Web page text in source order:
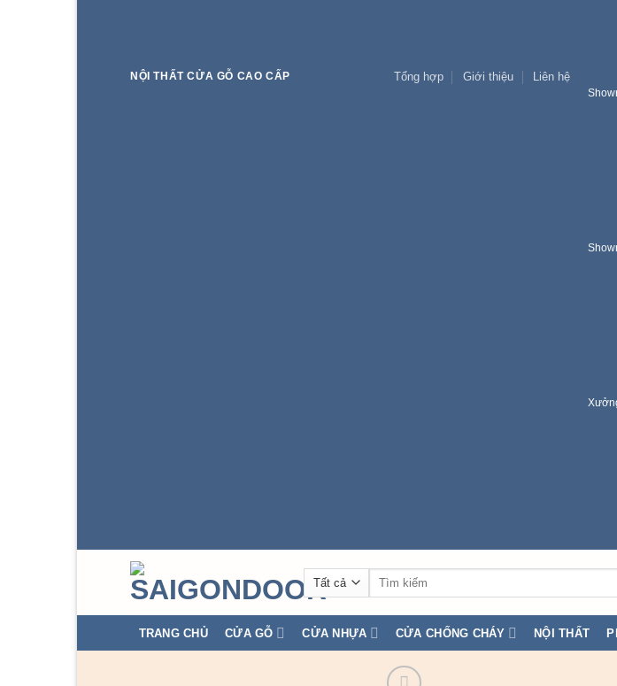
NỘI THẤT CỬA GỖ CAO CẤP Tổng hợp Giới thiệu Liên hệ
Tìm
TRANG CHỦ CỬA GỖ CỬA NHỰA CỬA CHỐNG CHÁY NỘI THẤT